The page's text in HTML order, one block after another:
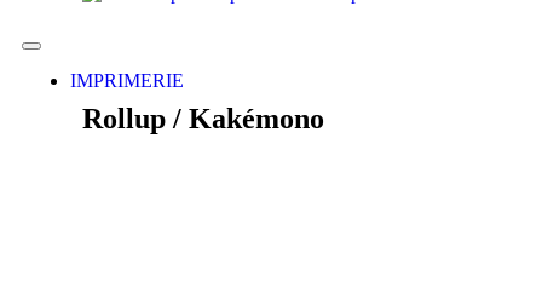
IMPRIMERIE
Rollup / Kakémono